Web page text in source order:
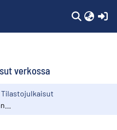
verkossa
Tilastojulkaisut